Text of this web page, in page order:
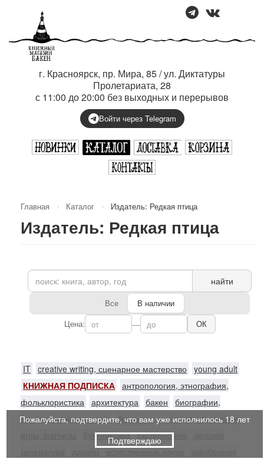
г. Красноярск, пр. Мира, 85 / ул. Диктатуры
Пролетариата, 28
с 11:00 до 20:00 без выходных и перерывов
Войти через Telegram
Главная › Каталог › Издатель: Редкая птица
Издатель: Редкая птица
найти
Все
В наличии
Цена:
— ОК
IT creative writing, сценарное мастерство young adult
КНИЖНАЯ ПОДПИСКА антропология, этнография,
фольклористика архитектура бакен
биографии,
воспоминания, письма блокноты, закладки, календари,
букинистика гастрономия
дизайн естественные науки
Пожалуйста, подтвердите, что вам уже исполнилось 18 лет
Подтверждаю